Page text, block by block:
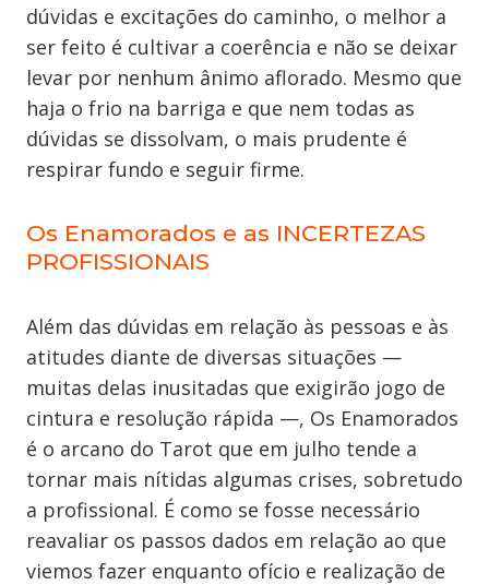
dúvidas e excitações do caminho, o melhor a
ser feito é cultivar a coerência e não se deixar
levar por nenhum ânimo aflorado. Mesmo que
haja o frio na barriga e que nem todas as
dúvidas se dissolvam, o mais prudente é
respirar fundo e seguir firme.
Os Enamorados e as INCERTEZAS
PROFISSIONAIS
Além das dúvidas em relação às pessoas e às
atitudes diante de diversas situações —
muitas delas inusitadas que exigirão jogo de
cintura e resolução rápida —, Os Enamorados
é o arcano do Tarot que em julho tende a
tornar mais nítidas algumas crises, sobretudo
a profissional. É como se fosse necessário
reavaliar os passos dados em relação ao que
viemos fazer enquanto ofício e realização de